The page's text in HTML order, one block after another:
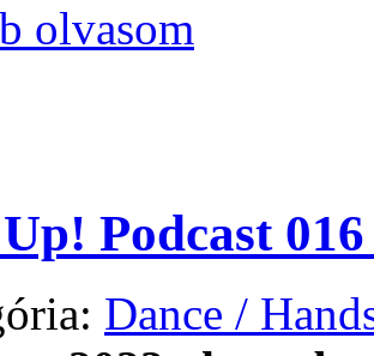
olvasom
Podcast
Dance /